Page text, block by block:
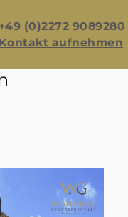
+49 (0)2272 9089280
Kontakt aufnehmen